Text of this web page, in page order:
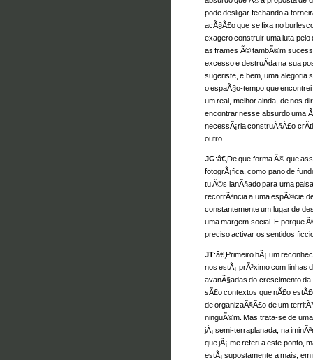
pode desligar fechando a
acÃ§Ã£o que se fixa no
exagero construir uma luta pelo
as frames Ã© tambÃ©m
excesso e destruÃ­da na sua
sugeriste, e bem, uma alegoria
o espaÃ§o-tempo que
um real, melhor ainda, de nos
encontrar nesse absurdo uma
necessÃ¡ria construÃ§Ã£o
outro.
JG:â€‚De que forma Ã© que
fotogrÃ¡fica, como pano de
tu Ã©s lanÃ§ado para uma
recorrÃªncia a uma espÃ©cie
constantemente um lugar de
uma margem social. E porque
preciso activar os sentidos
JT:â€‚Primeiro hÃ¡ um
nos estÃ¡ prÃ³ximo com linhas
avanÃ§adas do crescimento
sÃ£o contextos que nÃ£o
de organizaÃ§Ã£o de um
ninguÃ©m. Mas trata-se de
jÃ¡ semi-terraplanada, na
que jÃ¡ me referi a este ponto,
estÃ¡ supostamente a mais,